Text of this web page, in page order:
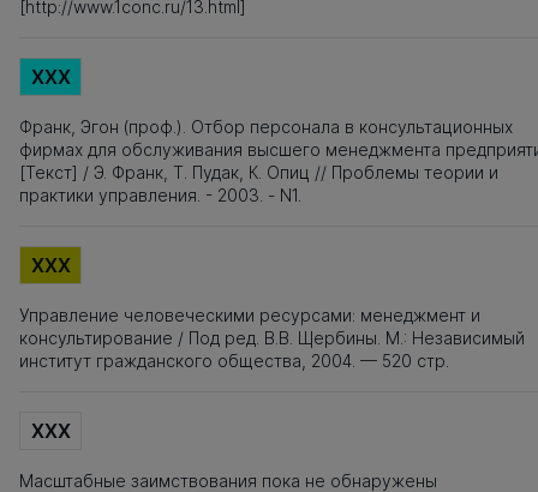
[http://www.1conc.ru/13.html]
XXX
Франк, Эгон (проф.). Отбор персонала в консультационных
фирмах для обслуживания высшего менеджмента
[Текст] / Э. Франк, Т. Пудак, К. Опиц // Проблемы теории и
практики управления. - 2003. - N1.
XXX
Управление человеческими ресурсами: менеджмент и
консультирование / Под ред. В.В. Щербины. М.: Независимый
институт гражданского общества, 2004. — 520 стр.
XXX
Масштабные заимствования пока не обнаружены